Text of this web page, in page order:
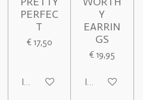
PERFEC
T
€ 17,50
In winkelwagen
Y
EARRIN
GS
€ 19,95
In winkelwagen